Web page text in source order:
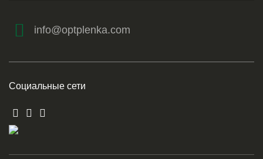
info@optplenka.com
Социальные сети